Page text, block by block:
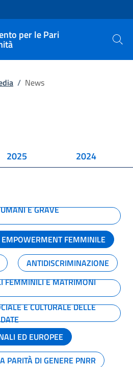
per le Pari
Cerca
/ News
2025 2024
E GRAVE
EMPOWERMENT FEMMINILE
ANTIDISCRIMINAZIONE
FEMMINILI E MATRIMONI
E CULTURALE DELLE
ED EUROPEE
PARITÀ DI GENERE PNRR